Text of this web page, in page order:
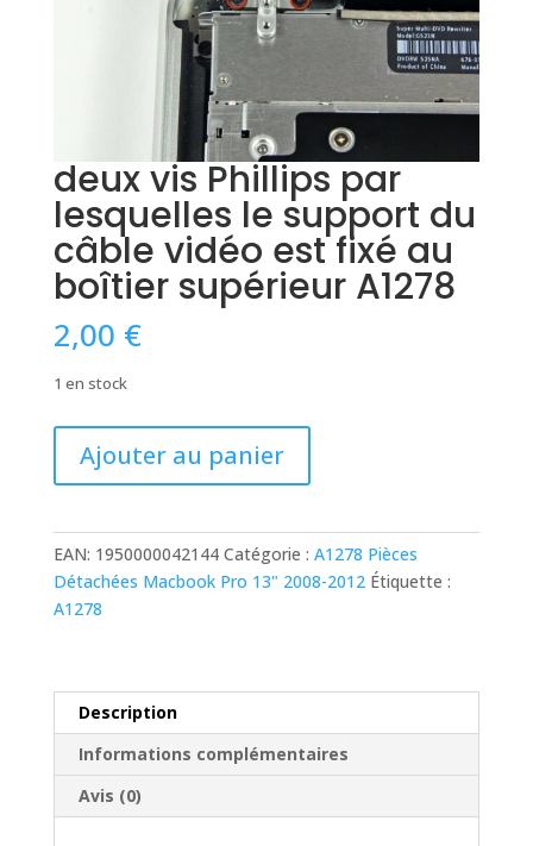
deux vis Phillips par
lesquelles le support du
câble vidéo est fixé au
boîtier supérieur A1278
2,00 €
1 en stock
deux
Phillips
par
lesquelles
câble
vidéo
fixé
au
Ajouter au panier
EAN: 1950000042144 Catégorie : A1278 Pièces
Détachées Macbook Pro 13" 2008-2012 Étiquette :
A1278
Description
Informations complémentaires
Avis (0)